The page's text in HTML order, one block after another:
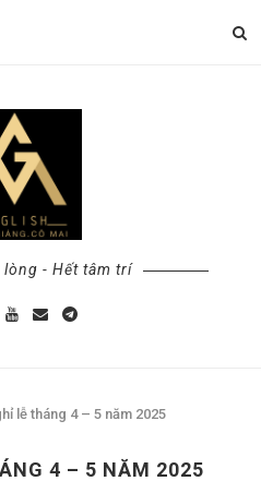
lòng - Hết tâm trí
lễ tháng 4 – 5 năm 2025
4 – 5 NĂM 2025